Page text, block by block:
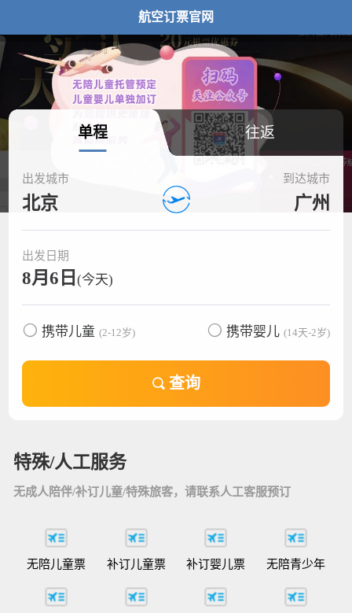
航空订票官网
单程 往返
出发城市
北京
到达城市
广州
出发日期
8月6日 (今天)
携带儿童 (2-12岁) 携带婴儿 (14天-2岁)
查询
特殊/人工服务
无成人陪伴/补订儿童/特殊旅客，请联系人工客服预订
无陪儿童票 补订儿童票 补订婴儿票 无陪青少年